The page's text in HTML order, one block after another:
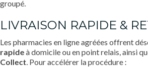
groupé.
LIVRAISON RAPIDE &
Les pharmacies en ligne agréées offrent
rapideà domicile ou en point relais, ainsi
Collect. Pour accélérer la procédure :